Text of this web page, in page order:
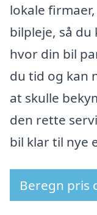
lokale
bilpleje, så du
hvor din bil
du tid og kan
at skulle
den rette
bil klar til nye
Beregn pris